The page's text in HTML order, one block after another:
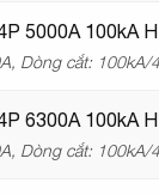
5000A 100kA
Dòng cắt: 100kA/
6300A 100kA
Dòng cắt: 100kA/